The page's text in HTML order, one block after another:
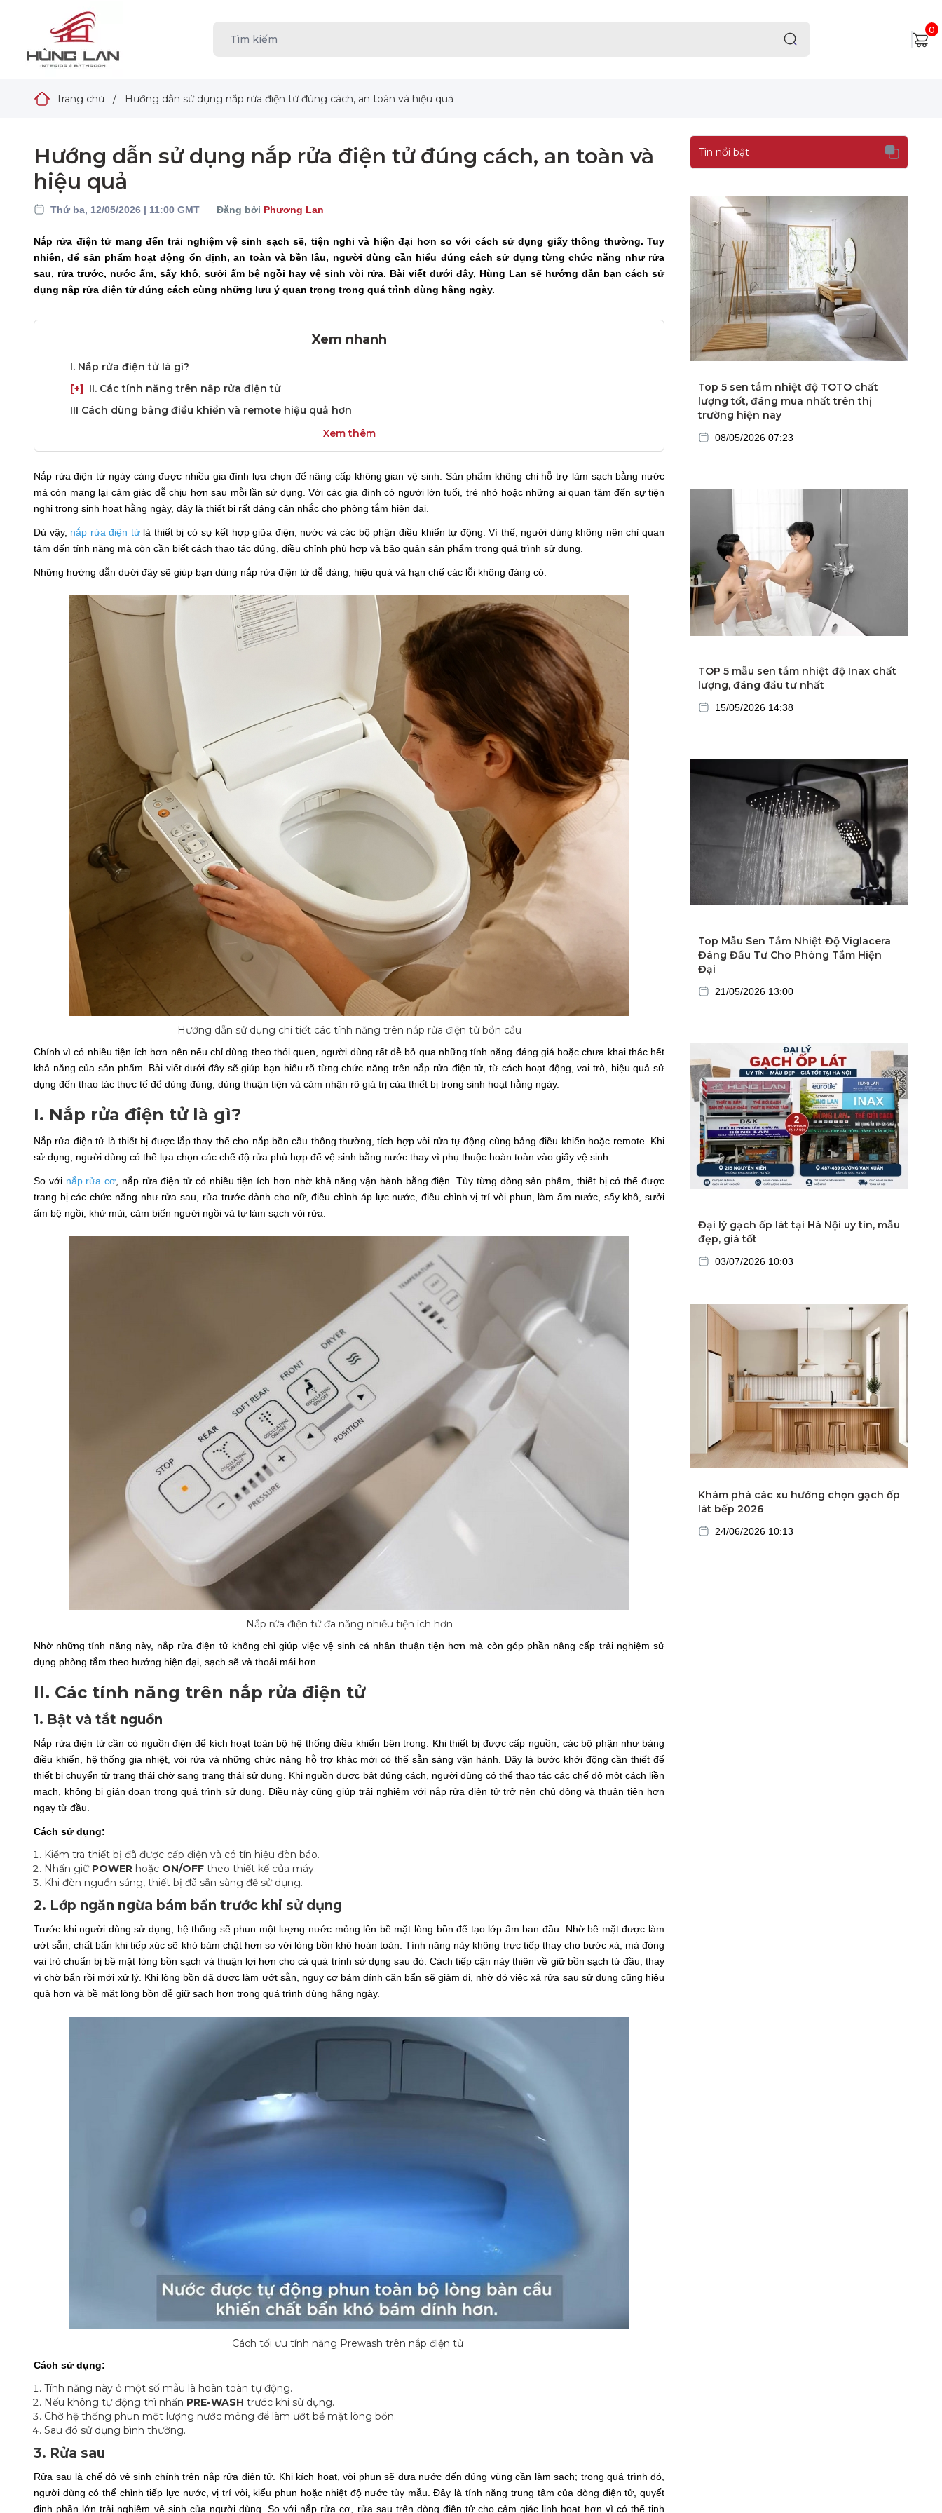
0
Trang chủ / Hướng dẫn sử dụng nắp rửa điện tử đúng cách, an toàn và hiệu quả
Hướng dẫn sử dụng nắp rửa điện tử đúng cách, an toàn và
hiệu quả
Thứ ba, 12/05/2026 | 11:00 GMT Đăng bởi Phương Lan
Nắp rửa điện tử mang đến trải nghiệm vệ sinh sạch sẽ, tiện nghi và hiện đại hơn so với cách sử dụng giấy thông thường. Tuy
nhiên, để sản phẩm hoạt động ổn định, an toàn và bền lâu, người dùng cần hiểu đúng cách sử dụng từng chức năng như rửa
sau, rửa trước, nước ấm, sấy khô, sưởi ấm bệ ngồi hay vệ sinh vòi rửa. Bài viết dưới đây, Hùng Lan sẽ hướng dẫn bạn cách sử
dụng nắp rửa điện tử đúng cách cùng những lưu ý quan trọng trong quá trình dùng hằng ngày.
Xem nhanh
I. Nắp rửa điện tử là gì?
[+] II. Các tính năng trên nắp rửa điện tử
III Cách dùng bảng điều khiển và remote hiệu quả hơn
Xem thêm
Nắp rửa điện tử ngày càng được nhiều gia đình lựa chọn để nâng cấp không gian vệ sinh. Sản phẩm không chỉ hỗ trợ làm sạch bằng nước
mà còn mang lại cảm giác dễ chịu hơn sau mỗi lần sử dụng. Với các gia đình có người lớn tuổi, trẻ nhỏ hoặc những ai quan tâm đến sự tiện
nghi trong sinh hoạt hằng ngày, đây là thiết bị rất đáng cân nhắc cho phòng tắm hiện đại.
Dù vậy, nắp rửa điện tửlà thiết bị có sự kết hợp giữa điện, nước và các bộ phận điều khiển tự động. Vì thế, người dùng không nên chỉ quan
tâm đến tính năng mà còn cần biết cách thao tác đúng, điều chỉnh phù hợp và bảo quản sản phẩm trong quá trình sử dụng.
Những hướng dẫn dưới đây sẽ giúp bạn dùng nắp rửa điện tử dễ dàng, hiệu quả và hạn chế các lỗi không đáng có.
Hướng dẫn sử dụng chi tiết các tính năng trên nắp rửa điện tử bồn cầu
Chính vì có nhiều tiện ích hơn nên nếu chỉ dùng theo thói quen, người dùng rất dễ bỏ qua những tính năng đáng giá hoặc chưa khai thác hết
khả năng của sản phẩm. Bài viết dưới đây sẽ giúp bạn hiểu rõ từng chức năng trên nắp rửa điện tử, từ cách hoạt động, vai trò, hiệu quả sử
dụng đến thao tác thực tế để dùng đúng, dùng thuận tiện và cảm nhận rõ giá trị của thiết bị trong sinh hoạt hằng ngày.
I. Nắp rửa điện tử là gì?
Nắp rửa điện tử là thiết bị được lắp thay thế cho nắp bồn cầu thông thường, tích hợp vòi rửa tự động cùng bảng điều khiển hoặc remote. Khi
sử dụng, người dùng có thể lựa chọn các chế độ rửa phù hợp để vệ sinh bằng nước thay vì phụ thuộc hoàn toàn vào giấy vệ sinh.
So với nắp rửa cơ , nắp rửa điện tử có nhiều tiện ích hơn nhờ khả năng vận hành bằng điện. Tùy từng dòng sản phẩm, thiết bị có thể được
trang bị các chức năng như rửa sau, rửa trước dành cho nữ, điều chỉnh áp lực nước, điều chỉnh vị trí vòi phun, làm ấm nước, sấy khô, sưởi
ấm bệ ngồi, khử mùi, cảm biến người ngồi và tự làm sạch vòi rửa.
Nắp rửa điện tử đa năng nhiều tiện ích hơn
Nhờ những tính năng này, nắp rửa điện tử không chỉ giúp việc vệ sinh cá nhân thuận tiện hơn mà còn góp phần nâng cấp trải nghiệm sử
dụng phòng tắm theo hướng hiện đại, sạch sẽ và thoải mái hơn.
II. Các tính năng trên nắp rửa điện tử
1. Bật và tắt nguồn
Nắp rửa điện tử cần có nguồn điện để kích hoạt toàn bộ hệ thống điều khiển bên trong. Khi thiết bị được cấp nguồn, các bộ phận như bảng
điều khiển, hệ thống gia nhiệt, vòi rửa và những chức năng hỗ trợ khác mới có thể sẵn sàng vận hành. Đây là bước khởi động cần thiết để
thiết bị chuyển từ trạng thái chờ sang trạng thái sử dụng. Khi nguồn được bật đúng cách, người dùng có thể thao tác các chế độ một cách liền
mạch, không bị gián đoạn trong quá trình sử dụng. Điều này cũng giúp trải nghiệm với nắp rửa điện tử trở nên chủ động và thuận tiện hơn
ngay từ đầu.
Cách sử dụng:
Kiểm tra thiết bị đã được cấp điện và có tín hiệu đèn báo.
Nhấn giữ POWER hoặc ON/OFF theo thiết kế của máy.
Khi đèn nguồn sáng, thiết bị đã sẵn sàng để sử dụng.
2. Lớp ngăn ngừa bám bẩn trước khi sử dụng
Trước khi người dùng sử dụng, hệ thống sẽ phun một lượng nước mỏng lên bề mặt lòng bồn để tạo lớp ẩm ban đầu. Nhờ bề mặt được làm
ướt sẵn, chất bẩn khi tiếp xúc sẽ khó bám chặt hơn so với lòng bồn khô hoàn toàn. Tính năng này không trực tiếp thay cho bước xả, mà đóng
vai trò chuẩn bị bề mặt lòng bồn sạch và thuận lợi hơn cho cả quá trình sử dụng sau đó. Cách tiếp cận này thiên về giữ bồn sạch từ đầu, thay
vì chờ bẩn rồi mới xử lý. Khi lòng bồn đã được làm ướt sẵn, nguy cơ bám dính cặn bẩn sẽ giảm đi, nhờ đó việc xả rửa sau sử dụng cũng hiệu
quả hơn và bề mặt lòng bồn dễ giữ sạch hơn trong quá trình dùng hằng ngày.
Cách tối ưu tính năng Prewash trên nắp điện tử
Cách sử dụng:
Tính năng này ở một số mẫu là hoàn toàn tự động.
Nếu không tự động thì nhấn PRE-WASH trước khi sử dụng.
Chờ hệ thống phun một lượng nước mỏng để làm ướt bề mặt lòng bồn.
Sau đó sử dụng bình thường.
3. Rửa sau
Rửa sau là chế độ vệ sinh chính trên nắp rửa điện tử. Khi kích hoạt, vòi phun sẽ đưa nước đến đúng vùng cần làm sạch; trong quá trình đó,
người dùng có thể chỉnh tiếp lực nước, vị trí vòi, kiểu phun hoặc nhiệt độ nước tùy mẫu. Đây là tính năng trung tâm của dòng điện tử, quyết
định phần lớn trải nghiệm vệ sinh của người dùng. So với nắp rửa cơ, rửa sau trên dòng điện tử cho cảm giác linh hoạt hơn vì có thể tinh
Tin nổi bật
Top 5 sen tắm nhiệt độ TOTO chất
lượng tốt, đáng mua nhất trên thị
trường hiện nay
08/05/2026 07:23
TOP 5 mẫu sen tắm nhiệt độ Inax chất
lượng, đáng đầu tư nhất
15/05/2026 14:38
Top Mẫu Sen Tắm Nhiệt Độ Viglacera
Đáng Đầu Tư Cho Phòng Tắm Hiện
Đại
21/05/2026 13:00
Đại lý gạch ốp lát tại Hà Nội uy tín, mẫu
đẹp, giá tốt
03/07/2026 10:03
Khám phá các xu hướng chọn gạch ốp
lát bếp 2026
24/06/2026 10:13